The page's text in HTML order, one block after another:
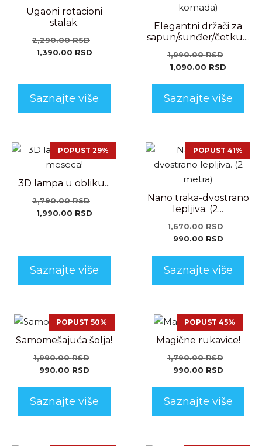
Ugaoni rotacioni
stalak.
2,290.00RSD
1,390.00 RSD
Saznajte više
Elegantni držači za
sapun/sunđer/četku....
1,990.00RSD
1,090.00 RSD
Saznajte više
POPUST 29%
3D lampa u obliku...
2,790.00RSD
1,990.00 RSD
Saznajte više
POPUST 41%
Nano traka-dvostrano
lepljiva. (2...
1,670.00RSD
990.00 RSD
Saznajte više
POPUST 50%
Samomešajuća šolja!
1,990.00RSD
990.00 RSD
Saznajte više
POPUST 45%
Magične rukavice!
1,790.00RSD
990.00 RSD
Saznajte više